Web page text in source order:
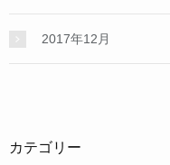
2017年12月
カテゴリー